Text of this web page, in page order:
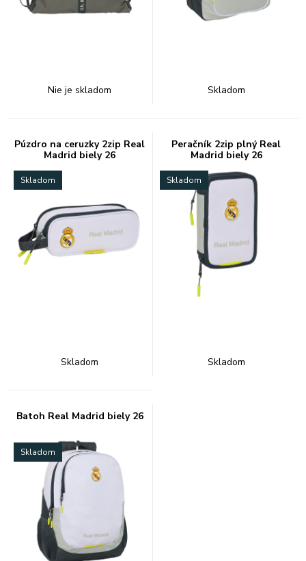
Nie je skladom Skladom
Púzdro na ceruzky 2zip Real
Madrid biely 26
Skladom
Skladom
Peračník 2zip plný Real
Madrid biely 26
Skladom
Skladom
Batoh Real Madrid biely 26
Skladom